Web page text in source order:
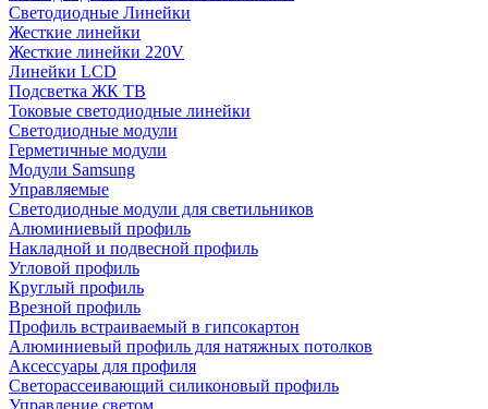
Светодиодные Линейки
Жесткие линейки
Жесткие линейки 220V
Линейки LCD
Подсветка ЖК ТВ
Токовые светодиодные линейки
Светодиодные модули
Герметичные модули
Модули Samsung
Управляемые
Светодиодные модули для светильников
Алюминиевый профиль
Накладной и подвесной профиль
Угловой профиль
Круглый профиль
Врезной профиль
Профиль встраиваемый в гипсокартон
Алюминиевый профиль для натяжных потолков
Аксессуары для профиля
Светорассеивающий силиконовый профиль
Управление светом